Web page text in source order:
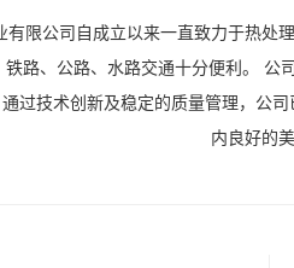
有限公司自成立以来一直致力于热处
路、公路、水路交通十分便利。
过技术创新及稳定的质量管理，公
内良好的美